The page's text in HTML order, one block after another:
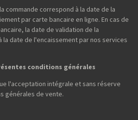
commande correspond à la date de la
par carte bancaire en ligne. En cas de
la date de validation de la
la date de l'encaissement par nos services
conditions générales
l'acceptation intégrale et sans réserve
générales de vente.